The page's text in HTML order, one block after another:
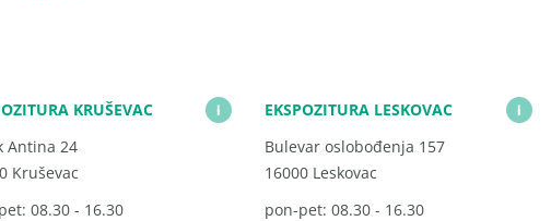
KRUŠEVAC
Antina 24
Kruševac
08.30 - 16.30
i
EKSPOZITURA LESKOVAC
Bulevar oslobođenja 157
16000 Leskovac
pon-pet: 08.30 - 16.30
i